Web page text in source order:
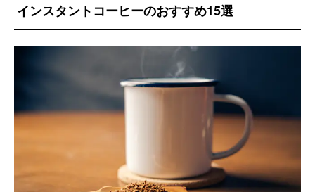
インスタントコーヒーのおすすめ15選